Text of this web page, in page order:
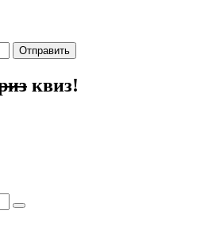
Отправить
квиз!